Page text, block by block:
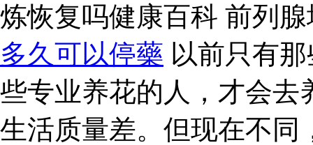
炼恢复吗健康百科 前列
多久可以停藥 以前只有
些专业养花的人，才会去
生活质量差。但现在不同